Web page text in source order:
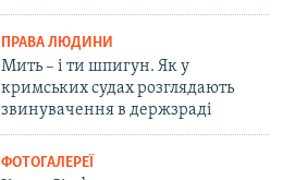
ПРАВА ЛЮДИНИ
Мить – і ти шпигун. Як у
кримських судах розглядають
звинувачення в держзраді
ФОТОГАЛЕРЕЇ